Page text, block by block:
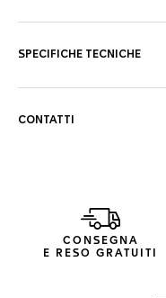
petrolio aggiunge un
dell’orologio ispirata
del Calibre
un'affidabile riserva di
corona della vittoria sul
Heuer con celebri
SPECIFICHE TECNICHE
CONTATTI
CONSEGNA
E RESO GRATUITI